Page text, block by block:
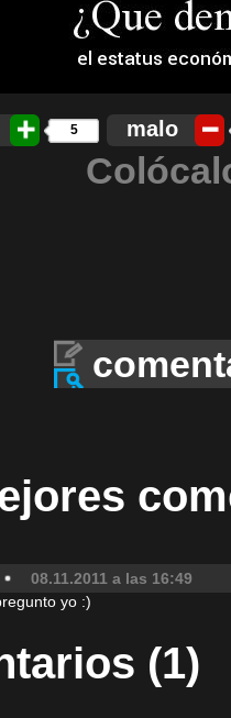
5 malo
08.11.2011 a las 16:49
yo :)
(1)